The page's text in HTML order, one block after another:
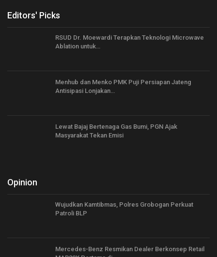
Editors' Picks
RSUD Dr. Moewardi Terapkan Teknologi Microwave
Ablation untuk…
Menhub dan Menko PMK Puji Persiapan Jateng
Antisipasi Lonjakan…
Lewat Bajaj Bertenaga Gas Bumi, PGN Ajak
Masyarakat Tekan Emisi
Opinion
Wujudkan Kamtibmas, Polres Grobogan Perkuat
Patroli BLP
Mercedes-Benz Resmikan Dealer Berkonsep Retail